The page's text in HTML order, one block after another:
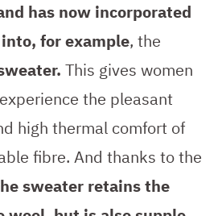
has now incorporated
for example, the
This gives women
the pleasant
high thermal comfort of
fibre. And thanks to the
sweater retains the